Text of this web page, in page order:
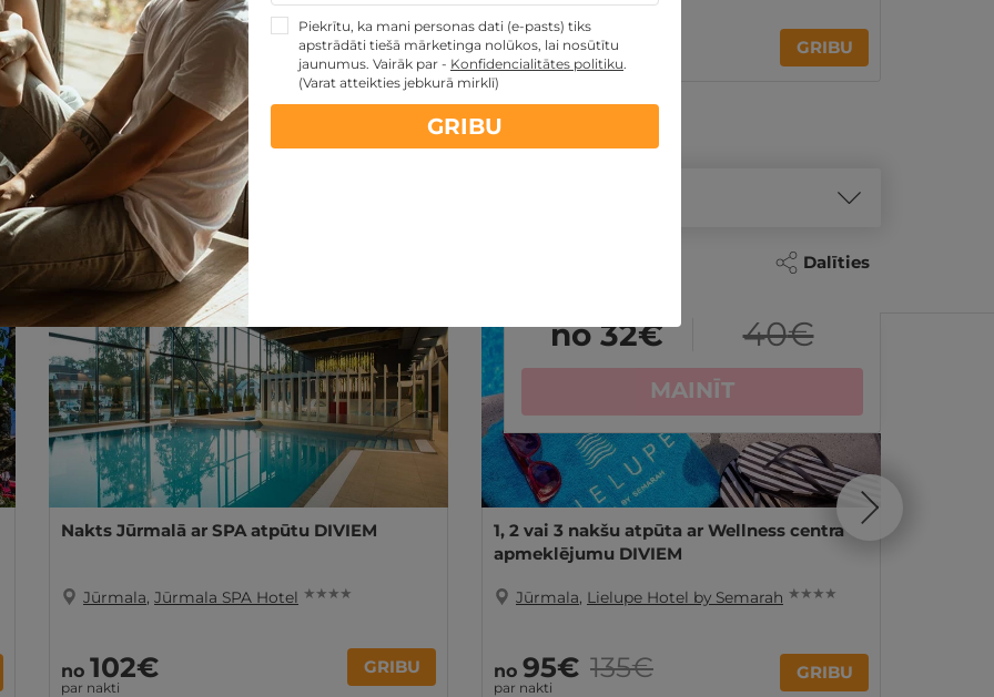
Noteikumi Dalīties
no 32€ 40€
MAINĪT
no 95€
par nakti
135€ GRIBU
piedāvājumi:
TOP piedāvājumus
REZERVĀCIJAinternetā
Nakts Jūrmalā ar SPA atpūtu DIVIEM
Jūrmala, Jūrmala SPA Hotel ★ ★ ★ ★
no 102€
par nakti
GRIBU
1, 2 vai 3 nakšu atpūta ar Wellness centra
apmeklējumu DIVIEM
Jūrmala, Lielupe Hotel by Semarah ★ ★ ★ ★
no 95€
par nakti
135€ GRIBU
Piekrītu, ka mani personas dati (e-pasts) tiks
apstrādāti tiešā mārketinga nolūkos, lai nosūtītu
jaunumus. Vairāk par - Konfidencialitātes politiku.
(Varat atteikties jebkurā mirklī)
GRIBU